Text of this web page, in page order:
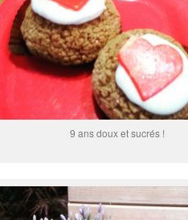
9 ans doux et sucrés !